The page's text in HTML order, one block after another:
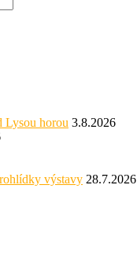
Lysou horou 3.8.2026
výstavy 28.7.2026